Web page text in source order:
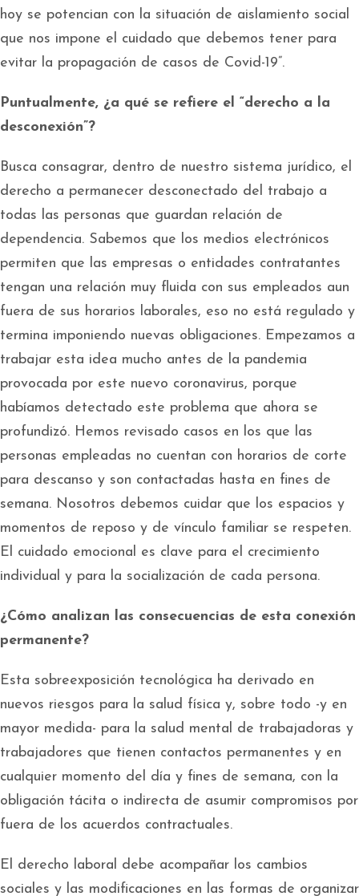
hoy se potencian con la situación de aislamiento social
que nos impone el cuidado que debemos tener para
evitar la propagación de casos de Covid-19”.
Puntualmente, ¿a qué se refiere el “derecho a la
desconexión”?
Busca consagrar, dentro de nuestro sistema jurídico, el
derecho a permanecer desconectado del trabajo a
todas las personas que guardan relación de
dependencia. Sabemos que los medios electrónicos
permiten que las empresas o entidades contratantes
tengan una relación muy fluida con sus empleados aun
fuera de sus horarios laborales, eso no está regulado y
termina imponiendo nuevas obligaciones. Empezamos a
trabajar esta idea mucho antes de la pandemia
provocada por este nuevo coronavirus, porque
habíamos detectado este problema que ahora se
profundizó. Hemos revisado casos en los que las
personas empleadas no cuentan con horarios de corte
para descanso y son contactadas hasta en fines de
semana. Nosotros debemos cuidar que los espacios y
momentos de reposo y de vínculo familiar se respeten.
El cuidado emocional es clave para el crecimiento
individual y para la socialización de cada persona.
¿Cómo analizan las consecuencias de esta conexión
permanente?
Esta sobreexposición tecnológica ha derivado en
nuevos riesgos para la salud física y, sobre todo -y en
mayor medida- para la salud mental de trabajadoras y
trabajadores que tienen contactos permanentes y en
cualquier momento del día y fines de semana, con la
obligación tácita o indirecta de asumir compromisos por
fuera de los acuerdos contractuales.
El derecho laboral debe acompañar los cambios
sociales y las modificaciones en las formas de organizar